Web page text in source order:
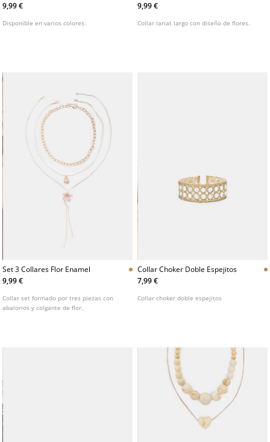
9,99 €
Disponible en varios colores.
9,99 €
Collar lariat largo con diseño de flores.
Set 3 Collares Flor Enamel
9,99 €
Collar set formado por tres piezas con
abalorios y colgante de flor.
Collar Choker Doble Espejitos
7,99 €
Collar choker doble espejitos